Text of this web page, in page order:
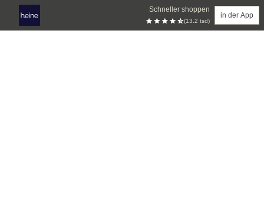
Schneller shoppen
(13.2 tsd)
in der App